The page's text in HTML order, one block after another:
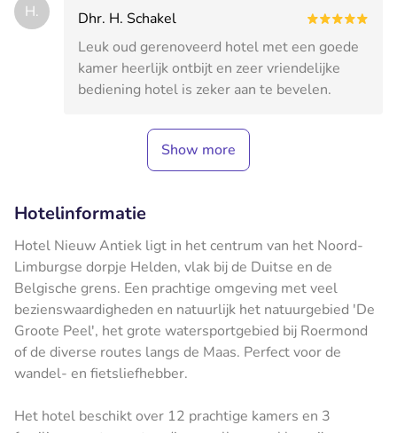
H.
Dhr. H. Schakel
Leuk oud gerenoveerd hotel met een goede
kamer heerlijk ontbijt en zeer vriendelijke
bediening hotel is zeker aan te bevelen.
Show more
Hotelinformatie
Hotel Nieuw Antiek ligt in het centrum van het Noord-
Limburgse dorpje Helden, vlak bij de Duitse en de
Belgische grens. Een prachtige omgeving met veel
bezienswaardigheden en natuurlijk het natuurgebied 'De
Groote Peel', het grote watersportgebied bij Roermond
of de diverse routes langs de Maas. Perfect voor de
wandel- en fietsliefhebber.
Het hotel beschikt over 12 prachtige kamers en 3